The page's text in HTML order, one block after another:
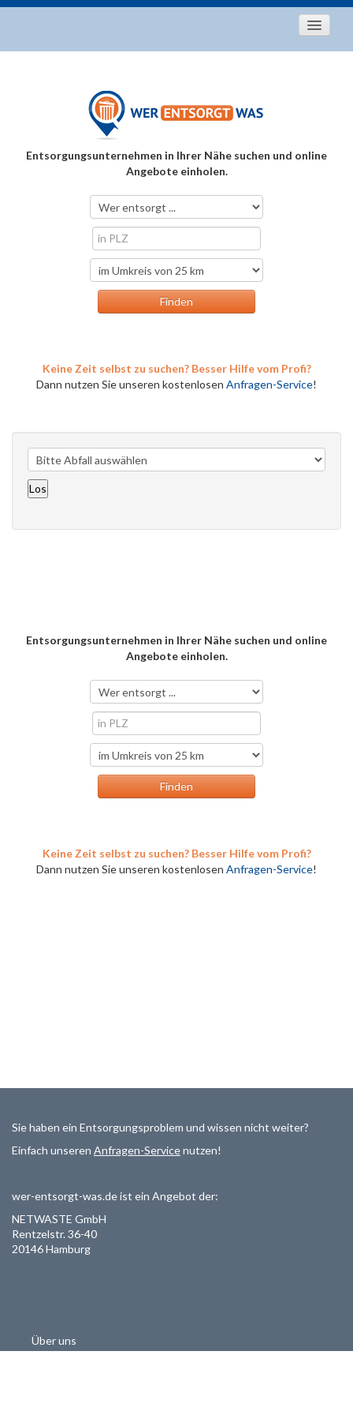
Entsorgungstipps
Über uns
Entsorgungsunternehmen in Ihrer Nähe suchen und online
Angebote einholen.
Keine Zeit selbst zu suchen? Besser Hilfe vom Profi?
Dann nutzen Sie unseren kostenlosen Anfragen-Service!
Entsorgungsunternehmen in Ihrer Nähe suchen und online
Angebote einholen.
Keine Zeit selbst zu suchen? Besser Hilfe vom Profi?
Dann nutzen Sie unseren kostenlosen Anfragen-Service!
Sie haben ein Entsorgungsproblem und wissen nicht weiter?
Einfach unseren Anfragen-Servicenutzen!
wer-entsorgt-was.de ist ein Angebot der:
NETWASTE GmbH
Rentzelstr. 36-40
20146 Hamburg
Über uns